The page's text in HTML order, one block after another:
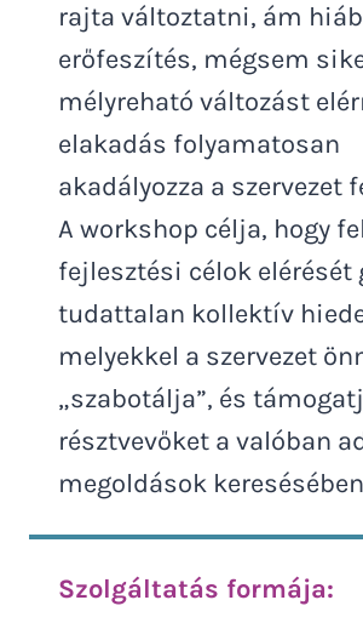
rajta változtatni, ám
erőfeszítés, mégsem
mélyreható változást
elakadás folyamatosan
akadályozza a szervezet
A workshop célja, hogy
fejlesztési célok elérését
tudattalan kollektív
melyekkel a szervezet
„szabotálja”, és
résztvevőket a valóban
megoldások
Szolgáltatás formája: